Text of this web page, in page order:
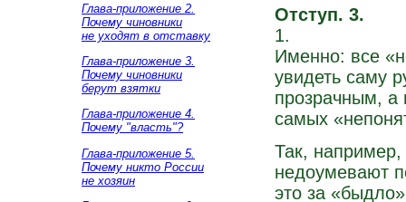
Глава-приложение 2.
Почему чиновники
не уходят в отставку
Глава-приложение 3.
Почему чиновники
берут взятки
Глава-приложение 4.
Почему "власть"?
Глава-приложение 5.
Почему никто России
не хозяин
Отступ. 3.
1.
Именно: все
увидеть саму
прозрачным, а
самых
Так, например,
недоумевают
это за